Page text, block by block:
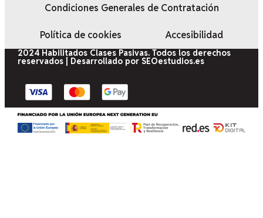
Condiciones Generales de Contratación
Política de cookies Accesibilidad
2024 Habilitados Clases Pasivas. Todos los derechos
reservados | Desarrollado por SEOestudios.es